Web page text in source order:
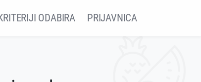
ODABIRA PRIJAVNICA